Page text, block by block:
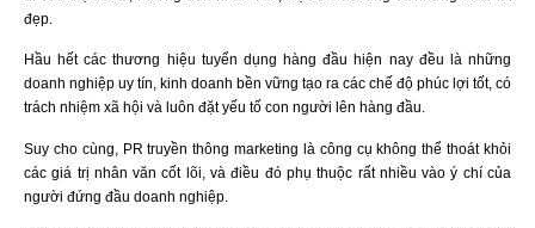
đẹp.
Hầu hết các thương hiệu tuyển dụng hàng đầu hiện nay đều là những
doanh nghiệp uy tín, kinh doanh bền vững tạo ra các chế độ phúc lợi tốt, có
trách nhiệm xã hội và luôn đặt yếu tố con người lên hàng đầu.
Suy cho cùng, PR truyền thông marketing là công cụ không thể thoát khỏi
các giá trị nhân văn cốt lõi, và điều đó phụ thuộc rất nhiều vào ý chí của
người đứng đầu doanh nghiệp.